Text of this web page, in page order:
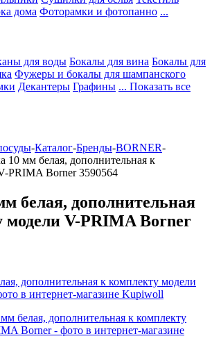
дома Фоторамки и фотопанно ...
для воды Бокалы для вина Бокалы для
Фужеры и бокалы для шампанского
Декантеры Графины ... Показать все
-Каталог-Бренды-BORNER-
10 мм белая, дополнительная к
PRIMA Borner 3590564
белая, дополнительная
модели V-PRIMA Borner